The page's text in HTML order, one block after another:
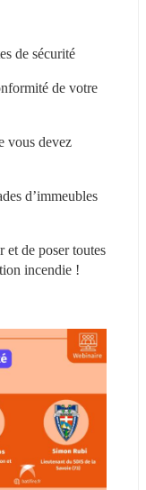
de sécurité
de votre
vous devez
d’immeubles
et de poser toutes
incendie !